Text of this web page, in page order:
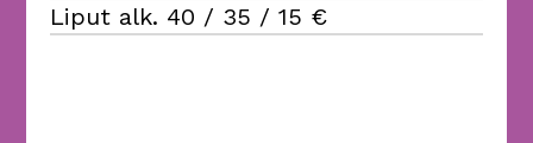
Liput alk. 40 / 35 / 15 €